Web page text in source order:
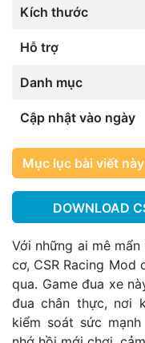
Kích thước
Hỗ trợ
Danh mục
Cập nhật vào ngày
Mục lục bài viết này
DOWNLOAD
Với những ai mê
cơ, CSR Racing Mod
qua. Game đua xe
đua chân thực, nơi
kiểm soát sức